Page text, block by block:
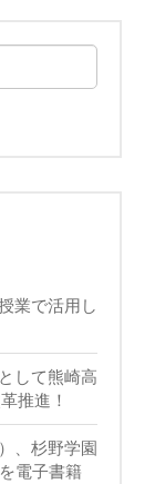
業で活用し
して熊崎高
推進！
、杉野学園
電子書籍